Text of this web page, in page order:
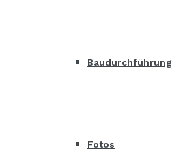
Baudurchführung
Fotos